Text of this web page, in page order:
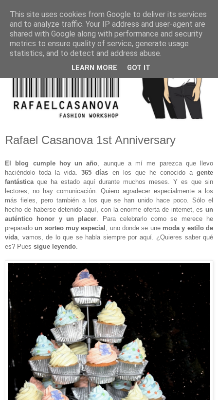
Rafael Casanova 1st Anniversary
El blog cumple hoy un año , aunque a mí me parezca que llevo
haciéndolo toda la vida.365 días en los que he conocido agente
fantástica que ha estado aquí durante muchos meses. Y es que sin
lectores, no hay comunicación. Quiero agradecer especialmente a los
más fieles, pero también a los que se han unido hace poco. Sólo el
hecho de haberse detenido aquí, con la enorme oferta de internet, es un
auténtico honor y un placer . Para celebrarlo como se merece he
preparadoun sorteo muy especial ; uno donde se une moda y estilo de
vida , vamos, de lo que se habla siempre por aquí. ¿Quieres saber qué
es? Pues sigue leyendo
This site uses cookies from Google to deliver its services
and to analyze traffic. Your IP address and user-agent are
shared with Google along with performance and security
metrics to ensure quality of service, generate usage
statistics, and to detect and address abuse.
LEARN MORE GOT IT